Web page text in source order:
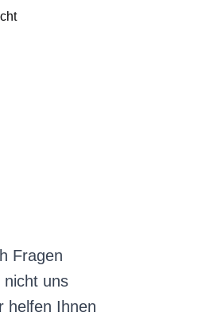
Fragen
nicht uns
helfen Ihnen